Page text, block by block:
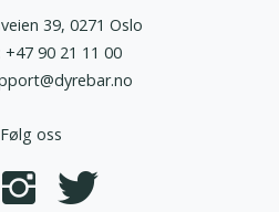
39, 0271 Oslo
+47 90 21 11 00
Følg oss